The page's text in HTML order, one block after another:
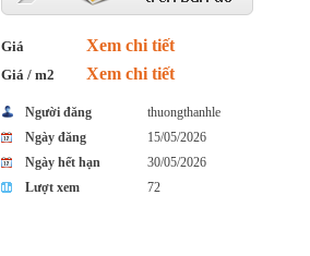
Giá Xem chi tiết
Giá / m2 Xem chi tiết
Người đăng
thuongthanhle
Ngày đăng
15/05/2026
Ngày hết hạn
30/05/2026
Lượt xem
72